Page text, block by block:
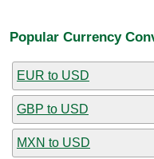
Popular Currency
EUR to USD
GBP to USD
MXN to USD